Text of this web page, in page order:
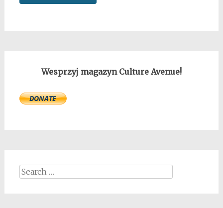
Wesprzyj magazyn Culture Avenue!
Search
for: